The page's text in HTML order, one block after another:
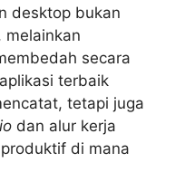
desktop bukan
melainkan
secara
terbaik
tetapi juga
dan alur kerja
di mana